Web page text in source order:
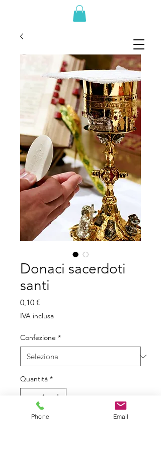
Donaci sacerdoti
santi
0,10 €
IVA inclusa
Confezione *
Quantità *
Phone Email